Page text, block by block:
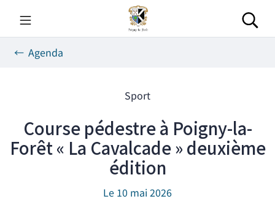
contenu
Agenda
Sport
Course pédestre à Poigny-la-
Forêt « La Cavalcade » deuxième
édition
Le 10 mai2026